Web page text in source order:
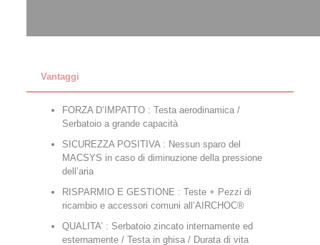
Vantaggi
FORZA D’IMPATTO : Testa aerodinamica /
Serbatoio a grande capacità
SICUREZZA POSITIVA : Nessun sparo del
MACSYS in caso di diminuzione della pressione
dell’aria
RISPARMIO E GESTIONE : Teste + Pezzi di
ricambio e accessori comuni all’AIRCHOC®
QUALITA’ : Serbatoio zincato internamente ed
esternamente / Testa in ghisa / Durata di vita